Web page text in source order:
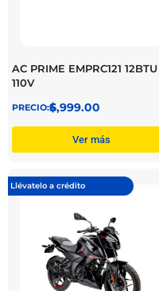
AC PRIME EMPRC121 12BTU
110V
$
6,999.00
Ver más
Llévatelo a crédito